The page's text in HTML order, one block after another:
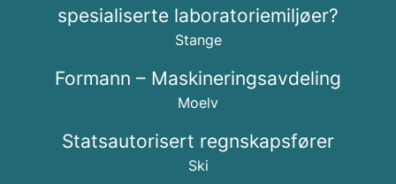
spesialiserte laboratoriemiljøer?
Stange
Formann – Maskineringsavdeling
Moelv
Statsautorisert regnskapsfører
Ski